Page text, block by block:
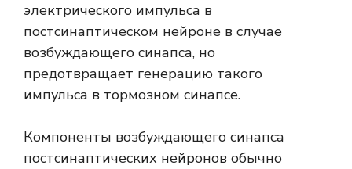
электрического импульса в
постсинаптическом нейроне в случае
возбуждающего синапса, но
предотвращает генерацию такого
импульса в тормозном синапсе.
Компоненты возбуждающего синапса
постсинаптических нейронов обычно